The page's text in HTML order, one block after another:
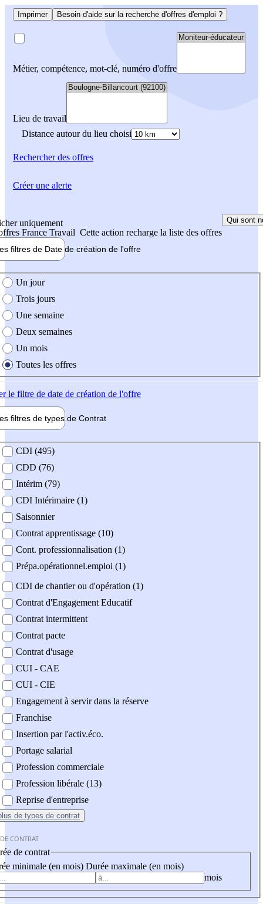
Imprimer Besoin d'aide sur la recherche d'offres d'emploi ?
Métier, compétence, mot-clé, numéro d'offre
Lieu de travail
Distance autour du lieu choisi
Rechercherdes offres
uniquement
France Travail Cette action recharge la liste des offres
Qui sont
filtres de Date de création de l'offre
création de l'offre
Un jour
Trois jours
Une semaine
Deux semaines
Un mois
Toutes les offres
le filtre de date de création de l'offre
filtres de types de Contrat
contrat
CDI (495)
CDD (76)
Intérim (79)
CDI Intérimaire (1)
Saisonnier
Contrat apprentissage (10)
Cont. professionnalisation (1)
Prépa.opérationnel.emploi (1)
CDI de chantier ou d'opération (1)
Contrat d'Engagement Educatif
Contrat intermittent
Contrat pacte
Contrat d'usage
CUI - CAE
CUI - CIE
Engagement à servir dans la réserve
Franchise
Insertion par l'activ.éco.
Portage salarial
Profession commerciale
Profession libérale (13)
Reprise d'entreprise
de types de contrat
CONTRAT
de contrat
minimale (en mois) Durée maximale (en mois)
mois
Créer une alerte